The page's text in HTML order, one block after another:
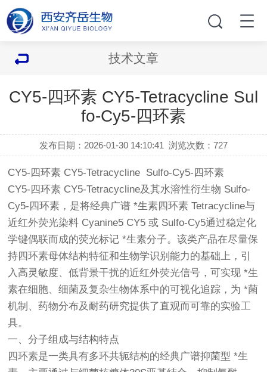
技术文章
CY5-四环素 CY5-Tetracycline Sul
fo-Cy5-四环素
发布日期：2026-01-30 14:10:41 浏览次数：727
CY5-四环素 CY5-Tetracycline Sulfo-Cy5-四环素
CY5-四环素 CY5-Tetracycline及其水溶性衍生物 Sulfo-
Cy5-四环素，是将经典广谱 *生素四环素 Tetracycline与
近红外荧光染料 Cyanine5 CY5 或 Sulfo-Cy5通过稳定化
学键偶联而成的荧光标记 *生素分子。该类产品在尽量保
持四环素母体结构特征和生物学识别能力的基础上，引
入高灵敏度、低背景干扰的近红外荧光信号，可实现 *生
素在细胞、细菌及复杂生物体系中的可视化追踪，为 *菌
机制、药物分布及耐药研究提供了直观而可靠的实验工
具。
一、分子组成与结构特点
四环素是一类具有多环共轭结构的经典广谱抑菌型 *生